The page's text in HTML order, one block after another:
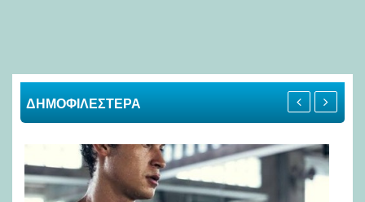
ΔΗΜΟΦΙΛΕΣΤΕΡΑ